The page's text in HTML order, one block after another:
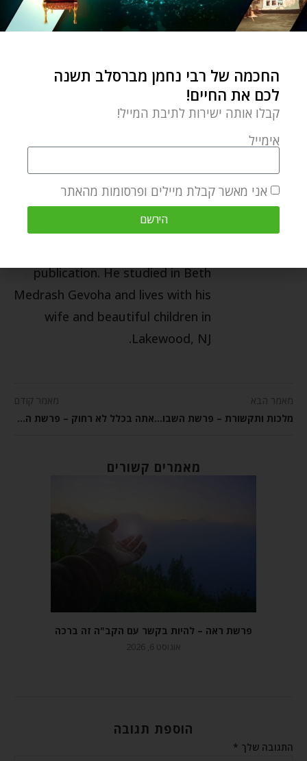
YOSSI KATZ
director of Breslov Life. He is the
author of "The Rebbe's Shabbos
Table"--Rebbe Nachman on the
director of the Breslov Research
Institute, where he wrote many
articles including the weekly
publication. He studied in Beth
Medrash Gevoha and lives with his
wife and beautiful children in
Lakewood, NJ.
מאמר הבא
מלכות ותקשורת – פרשת השבוע ויגש
מאמר קודם
אתה בכלל לא רחוק – פרשת השבוע ויגש
מאמרים קשורים
פרשת ראה – להיות בקשר עם הקב"ה זה ברכה
אוגוסט 6, 2026
הוספת תגובה
התגובה שלך *
החכמה של רבי נחמן מברסלב תשנה
לכם את החיים!
קבלו אותה ישירות לתיבת המייל!
אימייל
אני מאשר קבלת מיילים ופרסומות מהאתר
הירשם